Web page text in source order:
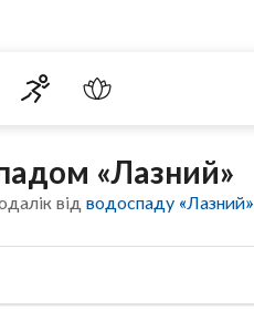
«Лазний»
відводоспаду «Лазний»